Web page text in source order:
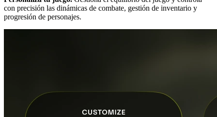
con precisión las dinámicas de combate, gestión de inventario y
progresión de personajes.